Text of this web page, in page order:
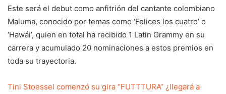
Este será el debut como anfitrión del cantante colombiano
Maluma, conocido por temas como ‘Felices los cuatro’ o
‘Hawái’, quien en total ha recibido 1 Latin Grammy en su
carrera y acumulado 20 nominaciones a estos premios en
toda su trayectoria.
Tini Stoessel comenzó su gira “FUTTTURA” ¿llegará a